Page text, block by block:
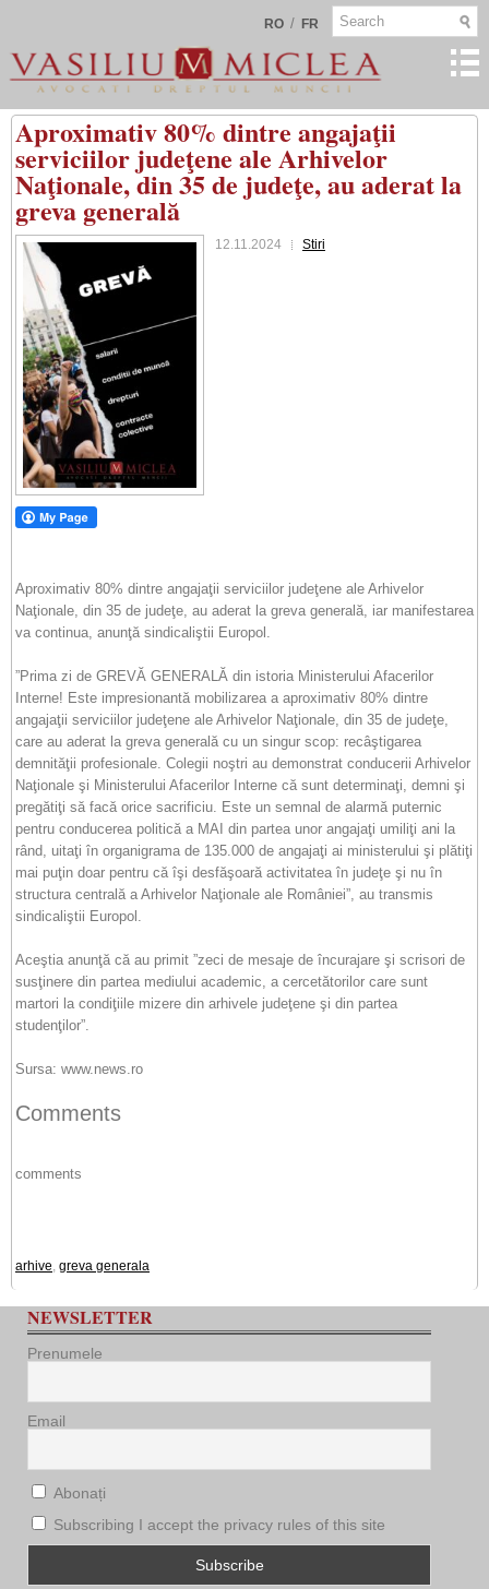
RO / FR
Aproximativ 80% dintre angajaţii
serviciilor judeţene ale Arhivelor
Naţionale, din 35 de judeţe, au aderat la
greva generală
12.11.2024 Stiri
Aproximativ 80% dintre angajaţii serviciilor judeţene ale Arhivelor
Naţionale, din 35 de judeţe, au aderat la greva generală, iar manifestarea
va continua, anunţă sindicaliştii Europol.
”Prima zi de GREVĂ GENERALĂ din istoria Ministerului Afacerilor
Interne! Este impresionantă mobilizarea a aproximativ 80% dintre
angajaţii serviciilor judeţene ale Arhivelor Naţionale, din 35 de judeţe,
care au aderat la greva generală cu un singur scop: recâştigarea
demnităţii profesionale. Colegii noştri au demonstrat conducerii Arhivelor
Naţionale şi Ministerului Afacerilor Interne că sunt determinaţi, demni şi
pregătiţi să facă orice sacrificiu. Este un semnal de alarmă puternic
pentru conducerea politică a MAI din partea unor angajaţi umiliţi ani la
rând, uitaţi în organigrama de 135.000 de angajaţi ai ministerului şi plătiţi
mai puţin doar pentru că îşi desfăşoară activitatea în judeţe şi nu în
structura centrală a Arhivelor Naţionale ale României”, au transmis
sindicaliştii Europol.
Aceştia anunţă că au primit ”zeci de mesaje de încurajare şi scrisori de
susţinere din partea mediului academic, a cercetătorilor care sunt
martori la condiţiile mizere din arhivele judeţene şi din partea
studenţilor”.
Sursa: www.news.ro
Comments
comments
arhive, greva generala
NEWSLETTER
Prenumele
Email
Abonați
Subscribing I accept the privacy rules of this site